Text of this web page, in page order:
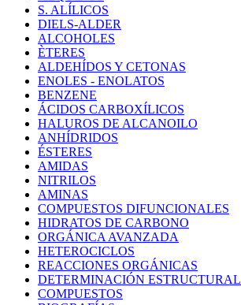
S. ALÍLICOS
DIELS-ALDER
ALCOHOLES
ÈTERES
ALDEHÍDOS Y CETONAS
ENOLES - ENOLATOS
BENZENE
ÁCIDOS CARBOXÍLICOS
HALUROS DE ALCANOILO
ANHÍDRIDOS
ÉSTERES
AMIDAS
NITRILOS
AMINAS
COMPUESTOS DIFUNCIONALES
HIDRATOS DE CARBONO
ORGÁNICA AVANZADA
HETEROCICLOS
REACCIONES ORGÁNICAS
DETERMINACIÓN ESTRUCTURAL
COMPUESTOS